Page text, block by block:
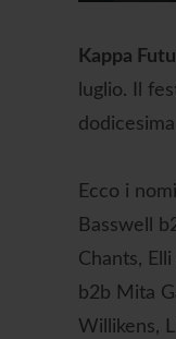
Kappa
luglio. Il
Ecco i
Basswell
Chants,
b2b Mita
Willikens,